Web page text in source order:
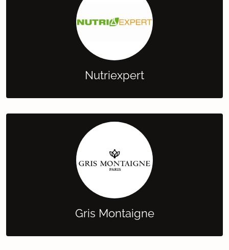
Nutriexpert
Gris Montaigne